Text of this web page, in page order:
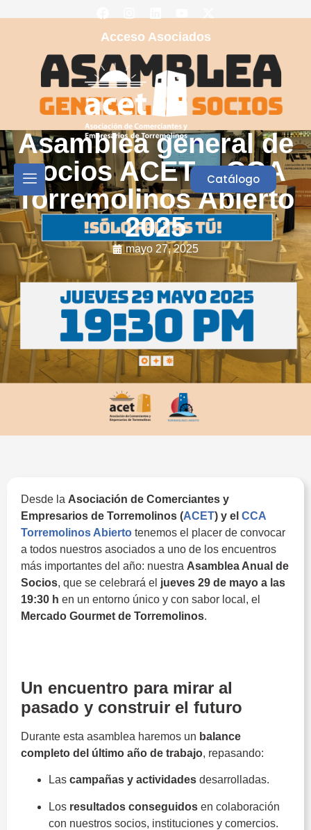
Acceso Asociados
Catálogo
Asamblea general de
socios ACET y CCA
Torremolinos Abierto
2025
mayo 27, 2025
Desde la Asociación de Comerciantes y
Empresarios de Torremolinos (ACET) y el CCA
Torremolinos Abierto tenemos el placer de convocar
a todos nuestros asociados a uno de los encuentros
más importantes del año: nuestra Asamblea Anual de
Socios, que se celebrará el jueves 29 de mayo a las
19:30 h en un entorno único y con sabor local, el
Mercado Gourmet de Torremolinos.
Un encuentro para mirar al
pasado y construir el futuro
Durante esta asamblea haremos un balance
completo del último año de trabajo, repasando:
Las campañas y actividades desarrolladas.
Los resultados conseguidos en colaboración
con nuestros socios, instituciones y comercios.